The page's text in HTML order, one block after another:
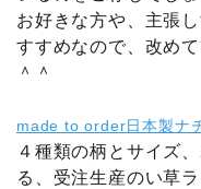
お好きな方や、主張
すすめなので、改め
＾＾
made to order日本製ナ
４種類の柄とサイズ
る、受注生産のい草ラ